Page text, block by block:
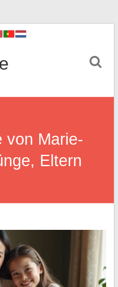
von Marie-
Eltern